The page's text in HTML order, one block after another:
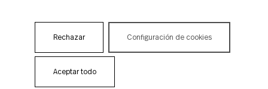
Aceptar todo
Rechazar Configuración de cookies